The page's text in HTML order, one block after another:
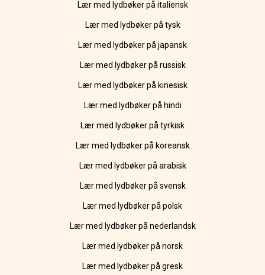
Lær med lydbøker på italiensk
Lær med lydbøker på tysk
Lær med lydbøker på japansk
Lær med lydbøker på russisk
Lær med lydbøker på kinesisk
Lær med lydbøker på hindi
Lær med lydbøker på tyrkisk
Lær med lydbøker på koreansk
Lær med lydbøker på arabisk
Lær med lydbøker på svensk
Lær med lydbøker på polsk
Lær med lydbøker på nederlandsk
Lær med lydbøker på norsk
Lær med lydbøker på gresk